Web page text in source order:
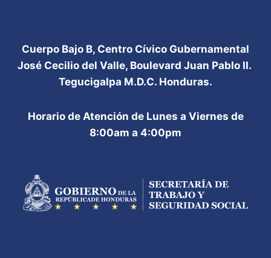
Cuerpo Bajo B, Centro Cívico Gubernamental
José Cecilio del Valle, Boulevard Juan Pablo II.
Tegucigalpa M.D.C. Honduras.
Horario de Atención de Lunes a Viernes de
8:00am a 4:00pm